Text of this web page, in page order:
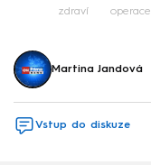
zdraví operace
Martina Jandová
Vstup do diskuze